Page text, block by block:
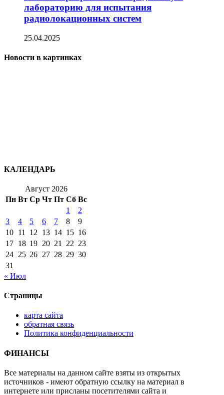
лабораторию для испытания
радиолокационных систем
25.04.2025
Новости в картинках
КАЛЕНДАРЬ
Август 2026
Пн Вт Ср Чт Пт Сб Вс
1
2
3
4 5 6 7 8
9
10 11 12 13 14 15 16
17 18 19 20 21 22 23
24 25 26 27 28 29 30
31
« Июл
Страницы
карта сайта
обратная связь
Политика конфиденциальности
ФИНАНСЫ
Все материалы на данном сайте взяты из открытых
источников - имеют обратную ссылку на материал в
интернете или присланы посетителями сайта и